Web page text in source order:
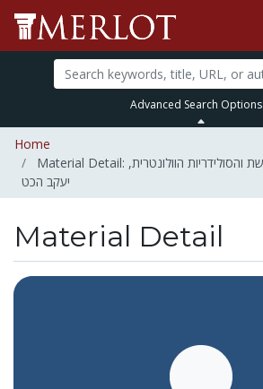
Advanced Search Options
Home
Material Detail: על חלוקת העבודה ברשת והסולידריות הוולונטרית,
יעקב הכט
Material Detail